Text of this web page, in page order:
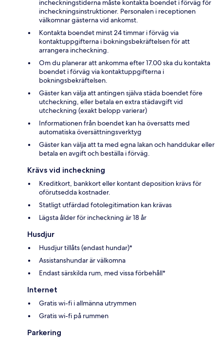
incheckningstiderna måste kontakta boendet i förväg för
incheckningsinstruktioner. Personalen i receptionen
välkomnar gästerna vid ankomst.
Kontakta boendet minst 24 timmar i förväg via
kontaktuppgifterna i bokningsbekräftelsen för att
arrangera incheckning.
Om du planerar att ankomma efter 17.00 ska du kontakta
boendet i förväg via kontaktuppgifterna i
bokningsbekräftelsen.
Gäster kan välja att antingen själva städa boendet före
utcheckning, eller betala en extra städavgift vid
utcheckning (exakt belopp varierar)
Informationen från boendet kan ha översatts med
automatiska översättningsverktyg
Gäster kan välja att ta med egna lakan och handdukar eller
betala en avgift och beställa i förväg.
Krävs vid incheckning
Kreditkort, bankkort eller kontant deposition krävs för
oförutsedda kostnader.
Statligt utfärdad fotolegitimation kan krävas
Lägsta ålder för incheckning är 18 år
Husdjur
Husdjur tillåts (endast hundar)*
Assistanshundar är välkomna
Endast särskilda rum, med vissa förbehåll*
Internet
Gratis wi-fi i allmänna utrymmen
Gratis wi-fi på rummen
Parkering